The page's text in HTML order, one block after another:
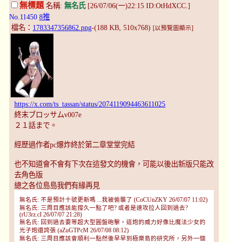
無標題 名稱: 無名氏[26/07/06(一)22:15 ID:OtHdXCC.]
No.11450 8推
檔名： 1783347356862.png-(188 KB, 510x768) [以預覽圖顯示]
https://x.com/ts_tassan/status/2074119094463611025
終末ブロッサムv007e
２１話まで。
經歷過作者pc爆炸終於第二章堂堂完結
也不知道會不會有下次在這發文的機會，可能以後出新版只能改
去角色版
總之各位島島我們有緣再見
無名氏: 不是預計十號更新嗎 ...我被偷襲了 (CoCUnZKY 26/07/07 11:02)
無名氏: 三周目應該能撐久一點了吧? 或者是速攻拉人回到過去?
(rU3rz.cI 26/07/07 21:28)
無名氏: 回到過去要等超大型圓盤砲擊，這炮的威力好像比魔法少女的
光子炮還誇張 (aZuGTPcM 26/07/08 08:12)
無名氏: 三周目應該會順利一點然後早早到極樂島的研究所，另外一個